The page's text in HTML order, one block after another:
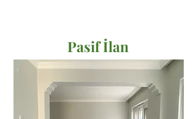
Pasif İlan
Satılık